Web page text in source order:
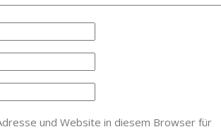
und Website in diesem Browser für